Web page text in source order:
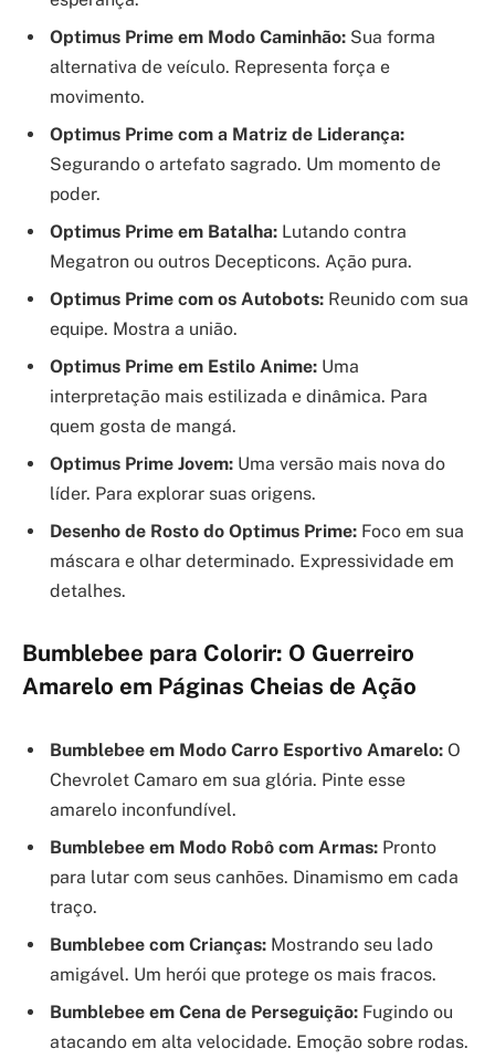
Optimus Prime em Modo Caminhão: Sua forma
alternativa de veículo. Representa força e
movimento.
Optimus Prime com a Matriz de Liderança:
Segurando o artefato sagrado. Um momento de
poder.
Optimus Prime em Batalha: Lutando contra
Megatron ou outros Decepticons. Ação pura.
Optimus Prime com os Autobots: Reunido com sua
equipe. Mostra a união.
Optimus Prime em Estilo Anime: Uma
interpretação mais estilizada e dinâmica. Para
quem gosta de mangá.
Optimus Prime Jovem: Uma versão mais nova do
líder. Para explorar suas origens.
Desenho de Rosto do Optimus Prime: Foco em sua
máscara e olhar determinado. Expressividade em
detalhes.
Bumblebee para Colorir: O Guerreiro
Amarelo em Páginas Cheias de Ação
Bumblebee em Modo Carro Esportivo Amarelo: O
Chevrolet Camaro em sua glória. Pinte esse
amarelo inconfundível.
Bumblebee em Modo Robô com Armas: Pronto
para lutar com seus canhões. Dinamismo em cada
traço.
Bumblebee com Crianças: Mostrando seu lado
amigável. Um herói que protege os mais fracos.
Bumblebee em Cena de Perseguição: Fugindo ou
atacando em alta velocidade. Emoção sobre rodas.